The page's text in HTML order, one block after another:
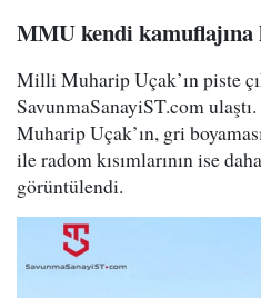
MMU kendi kamuflajına
Milli Muharip Uçak’ın piste
SavunmaSanayiST.com
Muharip Uçak’ın, gri
ile radom kısımlarının ise
görüntülendi.